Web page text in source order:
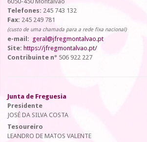
Telefones: 245 743 132
Fax: 245 249 781
(custo de uma chamada para a rede fixa nacional)
e-mail: geral@jfregmontalvao.pt
Site: https://jfregmontalvao.pt/
Contribuinte nº 506 922 227
Junta de Freguesia
Presidente
JOSÉ DA SILVA COSTA
Tesoureiro
LEANDRO DE MATOS VALENTE